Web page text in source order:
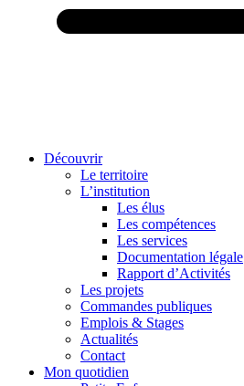
Découvrir
Le territoire
L’institution
Les élus
Les compétences
Les services
Documentation légale
Rapport d’Activités
Les projets
Commandes publiques
Emplois & Stages
Actualités
Contact
Mon quotidien